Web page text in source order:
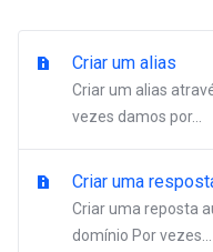
Criar um alias
Criar um alias
vezes damos por...
Criar uma
Criar uma reposta
domínio Por vezes...